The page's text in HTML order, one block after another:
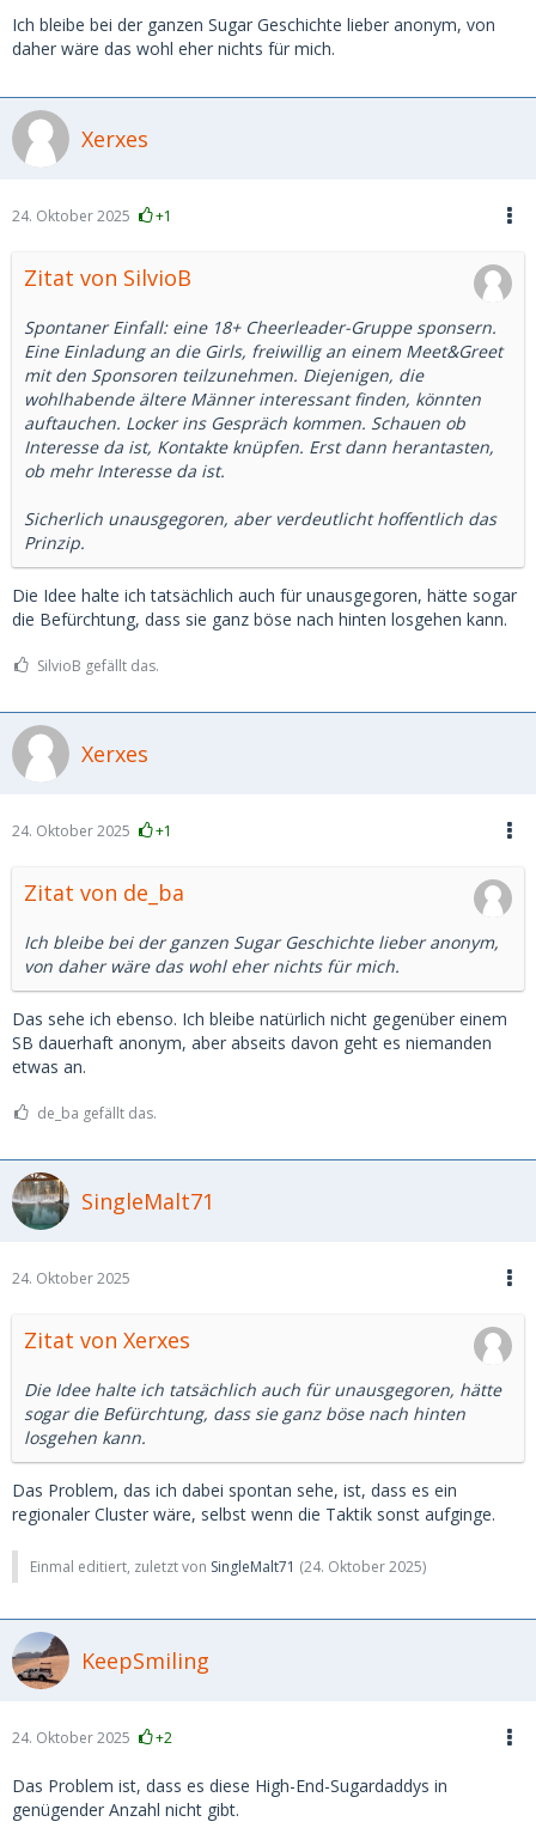
Ich bleibe bei der ganzen Sugar Geschichte lieber anonym, von
daher wäre das wohl eher nichts für mich.
Xerxes
24. Oktober 2025 +1
Zitat von SilvioB
Spontaner Einfall: eine 18+ Cheerleader-Gruppe sponsern.
Eine Einladung an die Girls, freiwillig an einem Meet&Greet
mit den Sponsoren teilzunehmen. Diejenigen, die
wohlhabende ältere Männer interessant finden, könnten
auftauchen. Locker ins Gespräch kommen. Schauen ob
Interesse da ist, Kontakte knüpfen. Erst dann herantasten,
ob mehr Interesse da ist.
Sicherlich unausgegoren, aber verdeutlicht hoffentlich das
Prinzip.
Die Idee halte ich tatsächlich auch für unausgegoren, hätte sogar
die Befürchtung, dass sie ganz böse nach hinten losgehen kann.
SilvioB gefällt das.
Xerxes
24. Oktober 2025 +1
Zitat von de_ba
Ich bleibe bei der ganzen Sugar Geschichte lieber anonym,
von daher wäre das wohl eher nichts für mich.
Das sehe ich ebenso. Ich bleibe natürlich nicht gegenüber einem
SB dauerhaft anonym, aber abseits davon geht es niemanden
etwas an.
de_ba gefällt das.
SingleMalt71
24. Oktober 2025
Zitat von Xerxes
Die Idee halte ich tatsächlich auch für unausgegoren, hätte
sogar die Befürchtung, dass sie ganz böse nach hinten
losgehen kann.
Das Problem, das ich dabei spontan sehe, ist, dass es ein
regionaler Cluster wäre, selbst wenn die Taktik sonst aufginge.
Einmal editiert, zuletzt von SingleMalt71 (24. Oktober 2025)
KeepSmiling
24. Oktober 2025 +2
Das Problem ist, dass es diese High-End-Sugardaddys in
genügender Anzahl nicht gibt.